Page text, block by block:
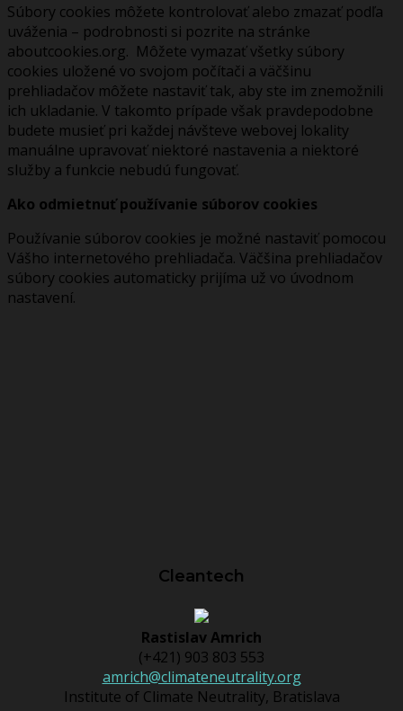
Súbory cookies môžete kontrolovať alebo zmazať podľa
uváženia – podrobnosti si pozrite na stránke
aboutcookies.org. Môžete vymazať všetky súbory
cookies uložené vo svojom počítači a väčšinu
prehliadačov môžete nastaviť tak, aby ste im znemožnili
ich ukladanie. V takomto prípade však pravdepodobne
budete musieť pri každej návšteve webovej lokality
manuálne upravovať niektoré nastavenia a niektoré
služby a funkcie nebudú fungovať.
Ako odmietnuť používanie súborov cookies
Používanie súborov cookies je možné nastaviť pomocou
Vášho internetového prehliadača. Väčšina prehliadačov
súbory cookies automaticky prijíma už vo úvodnom
nastavení.
Cleantech
Rastislav Amrich
(+421) 903 803 553
amrich@climateneutrality.org
Institute of Climate Neutrality, Bratislava